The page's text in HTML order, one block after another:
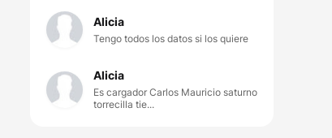
Alicia
Tengo todos los datos si los quiere
Alicia
Es cargador Carlos Mauricio saturno
torrecilla tie...